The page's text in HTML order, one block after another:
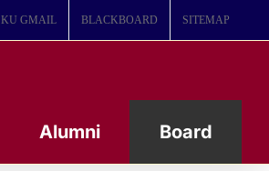
KU GMAIL BLACKBOARD SITEMAP
Alumni Board